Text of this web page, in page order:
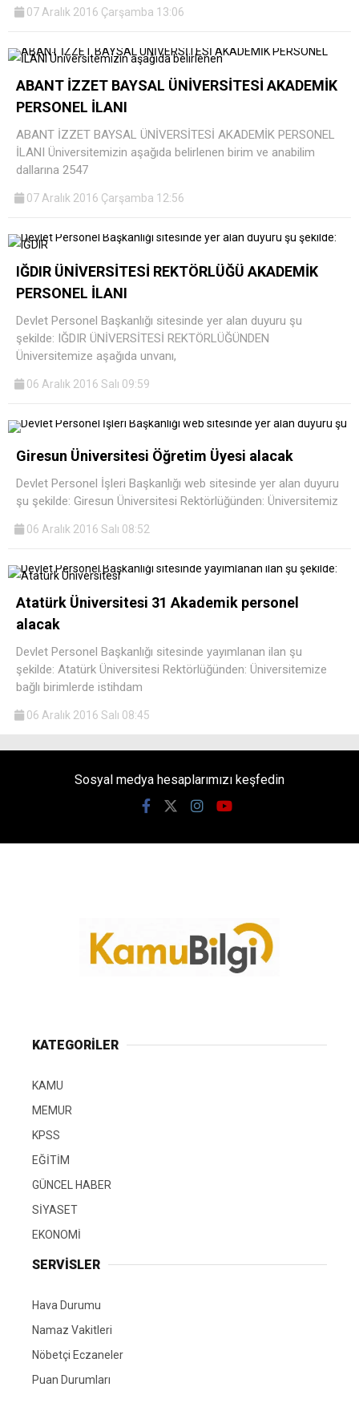
07 Aralık 2016 Çarşamba 13:06
ABANT İZZET BAYSAL ÜNİVERSİTESİ AKADEMİK
PERSONEL İLANI
ABANT İZZET BAYSAL ÜNİVERSİTESİ AKADEMİK PERSONEL
İLANI Üniversitemizin aşağıda belirlenen birim ve anabilim
dallarına 2547
07 Aralık 2016 Çarşamba 12:56
IĞDIR ÜNİVERSİTESİ REKTÖRLÜĞÜ AKADEMİK
PERSONEL İLANI
Devlet Personel Başkanlığı sitesinde yer alan duyuru şu
şekilde: IĞDIR ÜNİVERSİTESİ REKTÖRLÜĞÜNDEN
Üniversitemize aşağıda unvanı,
06 Aralık 2016 Salı 09:59
Giresun Üniversitesi Öğretim Üyesi alacak
Devlet Personel İşleri Başkanlığı web sitesinde yer alan duyuru
şu şekilde: Giresun Üniversitesi Rektörlüğünden: Üniversitemiz
06 Aralık 2016 Salı 08:52
Atatürk Üniversitesi 31 Akademik personel
alacak
Devlet Personel Başkanlığı sitesinde yayımlanan ilan şu
şekilde: Atatürk Üniversitesi Rektörlüğünden: Üniversitemize
bağlı birimlerde istihdam
06 Aralık 2016 Salı 08:45
Sosyal medya hesaplarımızı keşfedin
KATEGORİLER
KAMU
MEMUR
KPSS
EĞİTİM
GÜNCEL HABER
SİYASET
EKONOMİ
SERVİSLER
Hava Durumu
Namaz Vakitleri
Nöbetçi Eczaneler
Puan Durumları